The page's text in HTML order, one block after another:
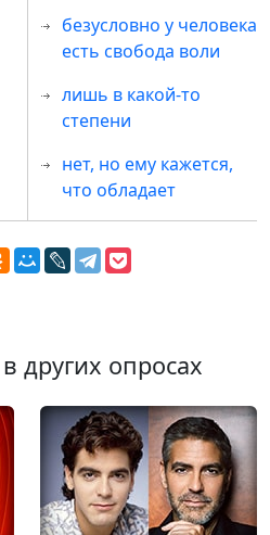
безусловно у человека
есть свобода воли
лишь в какой-то
степени
нет, но ему кажется,
что обладает
других опросах